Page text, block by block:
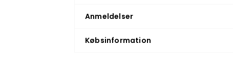
Anmeldelser
Købsinformation